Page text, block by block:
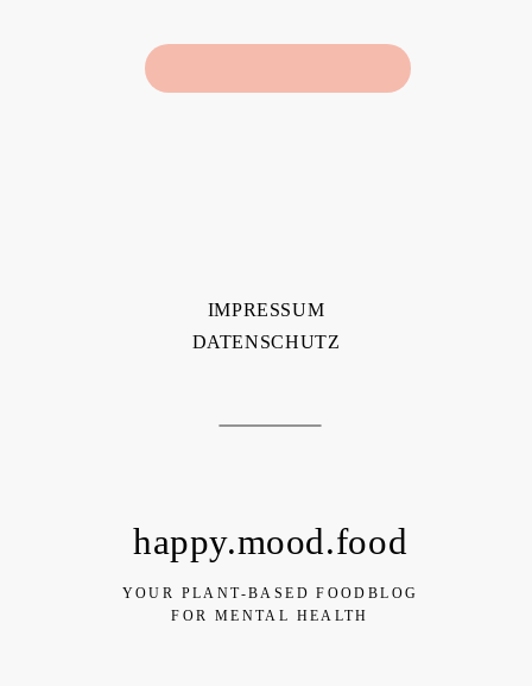
happy.mood.food
IMPRESSUM
DATENSCHUTZ
YOUR PLANT-BASED FOODBLOG
FOR MENTAL HEALTH